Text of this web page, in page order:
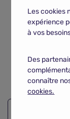
L'épidémie
Les
équipées
Les cookies
expérience
à vos
Des
connaître
cookies.